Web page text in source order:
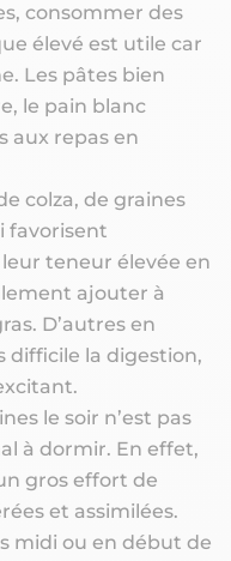
consommer des
élevé est utile car
Les pâtes bien
le pain blanc
aux repas en
colza, de graines
favorisent
teneur élevée en
ajouter à
D’autres en
difficile la digestion,
le soir n’est pas
à dormir. En effet,
gros effort de
et assimilées.
midi ou en début de